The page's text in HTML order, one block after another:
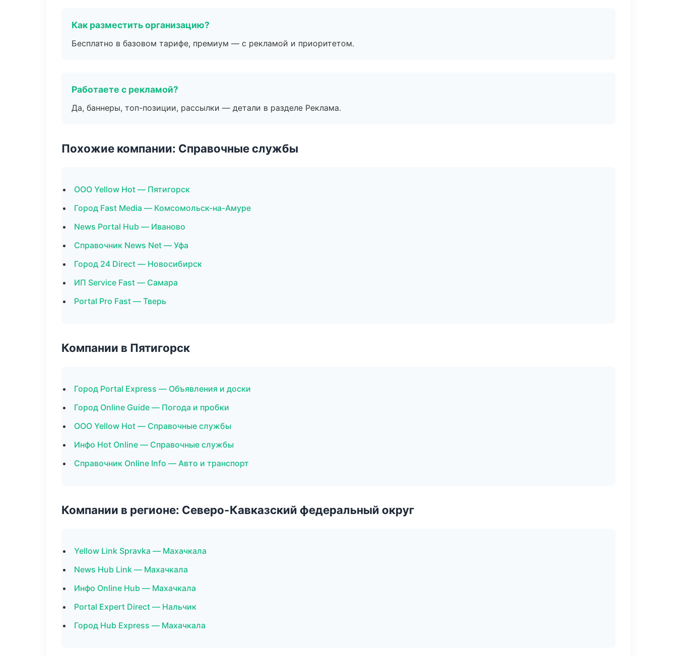
Как разместить организацию?
Бесплатно в базовом тарифе, премиум — с рекламой и приоритетом.
Работаете с рекламой?
Да, баннеры, топ-позиции, рассылки — детали в разделе Реклама.
Похожие компании: Справочные службы
ООО Yellow Hot — Пятигорск
Город Fast Media — Комсомольск-на-Амуре
News Portal Hub — Иваново
Справочник News Net — Уфа
Город 24 Direct — Новосибирск
ИП Service Fast — Самара
Portal Pro Fast — Тверь
Компании в Пятигорск
Город Portal Express — Объявления и доски
Город Online Guide — Погода и пробки
ООО Yellow Hot — Справочные службы
Инфо Hot Online — Справочные службы
Справочник Online Info — Авто и транспорт
Компании в регионе: Северо-Кавказский федеральный округ
Yellow Link Spravka — Махачкала
News Hub Link — Махачкала
Инфо Online Hub — Махачкала
Portal Expert Direct — Нальчик
Город Hub Express — Махачкала